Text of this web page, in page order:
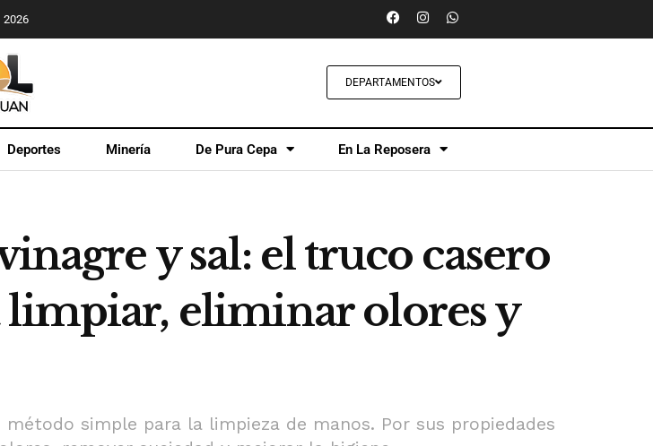
2026
DEPARTAMENTOS
Deportes Minería De Pura Cepa En La Reposera
y sal: el truco casero
eliminar olores y
simple para la limpieza de manos. Por sus propiedades